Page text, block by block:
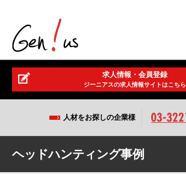
求人情報・会員登録
ジーニアスの求人情報サイトはこちら
人材をお探しの企業様
ヘッドハンティング事例